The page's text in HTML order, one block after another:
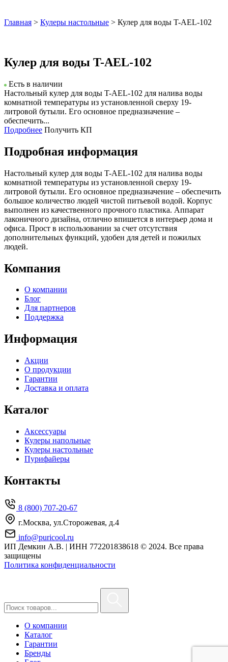
Главная > Кулеры настольные > Кулер для воды T-AEL-102
Кулер для воды T-AEL-102
Есть в наличии
Настольный кулер для воды T-AEL-102 для налива воды
комнатной температуры из установленной сверху 19-
литровой бутыли. Его основное предназначение –
обеспечить...
Подробнее Получить КП
Подробная информация
Настольный кулер для воды T-AEL-102 для налива воды
комнатной температуры из установленной сверху 19-
литровой бутыли. Его основное предназначение – обеспечить
большое количество людей чистой питьевой водой. Корпус
выполнен из качественного прочного пластика. Аппарат
лаконичного дизайна, отлично впишется в интерьер дома и
офиса. Прост в использовании за счет отсутствия
дополнительных функций, удобен для детей и пожилых
людей.
Компания
О компании
Блог
Для партнеров
Поддержка
Информация
Акции
О продукции
Гарантии
Доставка и оплата
Каталог
Аксессуары
Кулеры напольные
Кулеры настольные
Пурифайеры
Контакты
8 (800) 707-20-67
г.Москва, ул.Сторожевая, д.4
info@puricool.ru
ИП Демкин А.В. | ИНН 772201838618 © 2024. Все права
защищены
Политика конфиденциальности
О компании
Каталог
Гарантии
Бренды